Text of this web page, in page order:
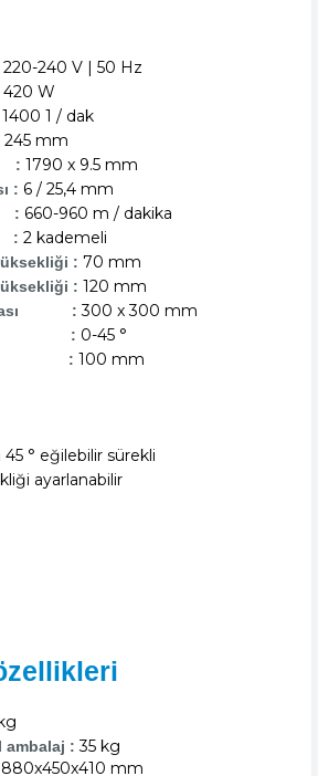
220-240 V | 50 Hz
420 W
1400 1 / dak
245 mm
: 1790 x 9.5 mm
: 6 / 25,4 mm
: 660-960 m / dakika
: 2 kademeli
: 70 mm
: 120 mm
:300 x 300 mm
: 0-45 °
: 100 mm
° eğilebilir sürekli
ayarlanabilir
ambalaj :35 kg
880x450x410 mm